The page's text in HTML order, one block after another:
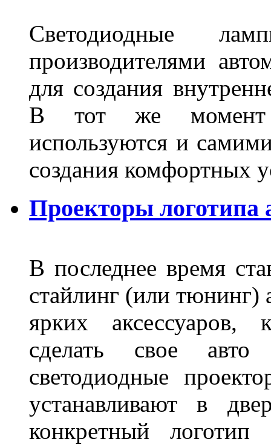
Светодиодные
производителями
для создания
В тот же момент
используются и
создания комфортных
Проекторы логотипа
В последнее время
стайлинг (или тюнинг)
ярких аксессуаров,
сделать свое
светодиодные
устанавливают в
конкретный логотип